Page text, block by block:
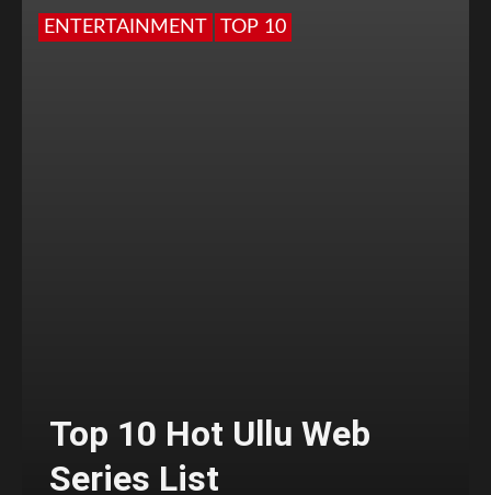
ENTERTAINMENT TOP 10
Top 10 Hot Ullu Web
Series List